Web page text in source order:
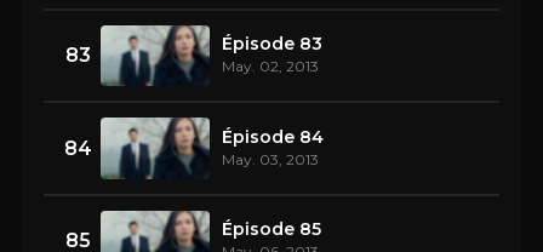
83 Épisode 83
May. 02, 2013
84 Épisode 84
May. 03, 2013
85 Épisode 85